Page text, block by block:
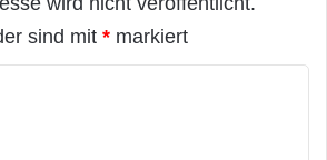
sind mit * markiert